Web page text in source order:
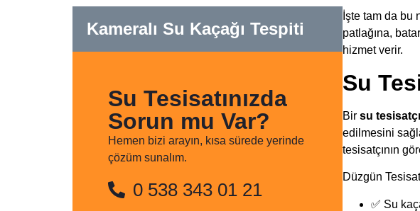
Kameralı Su Kaçağı Tespiti
Su Tesisatınızda
Sorun mu Var?
Hemen bizi arayın, kısa sürede yerinde
çözüm sunalım.
0 538 343 01 21
İşte tam da bu
patlağına,
hizmet verir.
Su
Bir su
edilmesini
tesisatçının
Düzgün
✅ Su